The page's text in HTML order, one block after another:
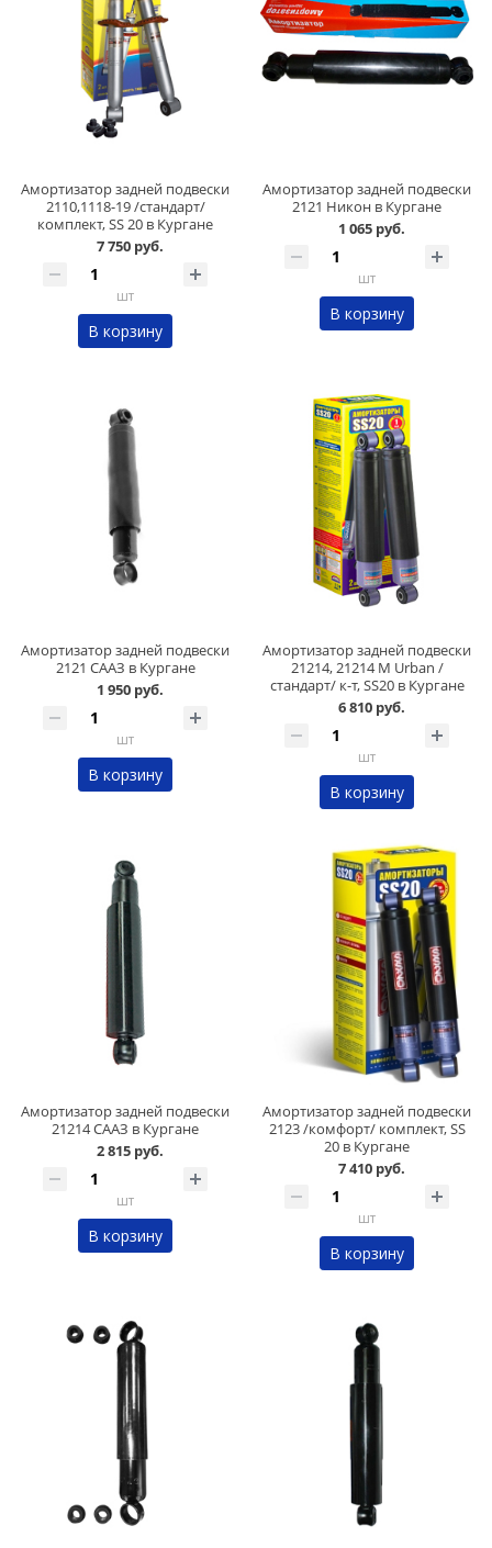
Амортизатор задней подвески
2110,1118-19 /стандарт/
комплект, SS 20 в Кургане
7 750 руб.
шт
В корзину
Амортизатор задней подвески
2121 Никон в Кургане
1 065 руб.
шт
В корзину
Амортизатор задней подвески
2121 СААЗ в Кургане
1 950 руб.
шт
В корзину
Амортизатор задней подвески
21214, 21214 М Urban /
стандарт/ к-т, SS20 в Кургане
6 810 руб.
шт
В корзину
Амортизатор задней подвески
21214 СААЗ в Кургане
2 815 руб.
шт
В корзину
Амортизатор задней подвески
2123 /комфорт/ комплект, SS
20 в Кургане
7 410 руб.
шт
В корзину